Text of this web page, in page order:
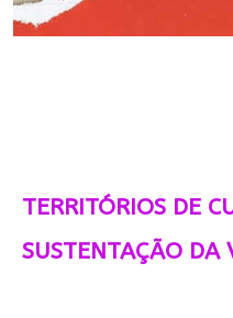
TERRITÓRIOS DE
SUSTENTAÇÃO DA